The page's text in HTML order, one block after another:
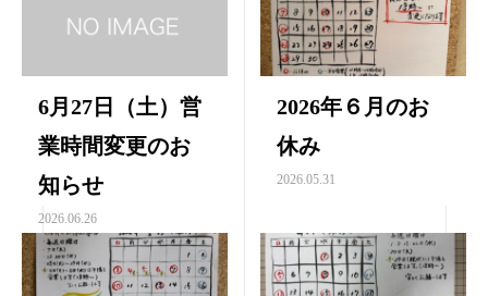
6月27日（土）営
業時間変更のお
知らせ
2026.06.26
2026年６月のお
休み
2026.05.31